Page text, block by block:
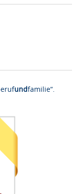
undfamilie“.